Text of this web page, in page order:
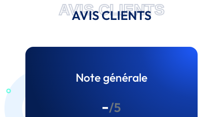
AVIS CLIENTS
AVIS CLIENTS
Note générale
-/5